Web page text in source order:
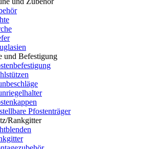
und Befestigung
Pfostenträger
Rankgitter